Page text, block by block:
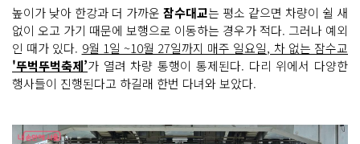
높이가 낮아 한강과 더 가까운 잠수대교는 평소 같으면 차량이 쉴 새
없이 오고 가기 때문에 보행으로 이동하는 경우가 적다. 그러나 예외
인 때가 있다. 9월 1일 ~10월 27일까지 매주 일요일, 차 없는 잠수교
'뚜벅뚜벅축제’가 열려 차량 통행이 통제된다. 다리 위에서 다양한
행사들이 진행된다고 하길래 한번 다녀와 보았다.